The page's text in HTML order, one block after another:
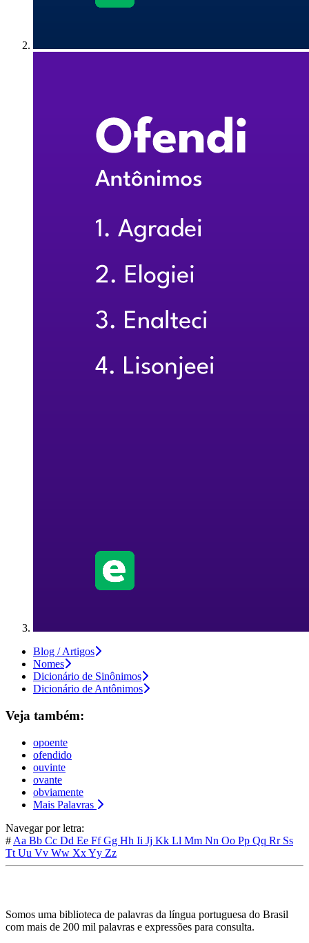
Blog / Artigos
Nomes
Dicionário de Sinônimos
Dicionário de Antônimos
Veja também:
opoente
ofendido
ouvinte
ovante
obviamente
Mais Palavras
Navegar por letra:
# Aa Bb Cc Dd Ee FfGg Hh Ii Jj Kk Ll Mm Nn Oo Pp Qq Rr Ss
Tt Uu Vv Ww XxYy Zz
Somos uma biblioteca de palavras da língua portuguesa do Brasil
com mais de 200 mil palavras e expressões para consulta.